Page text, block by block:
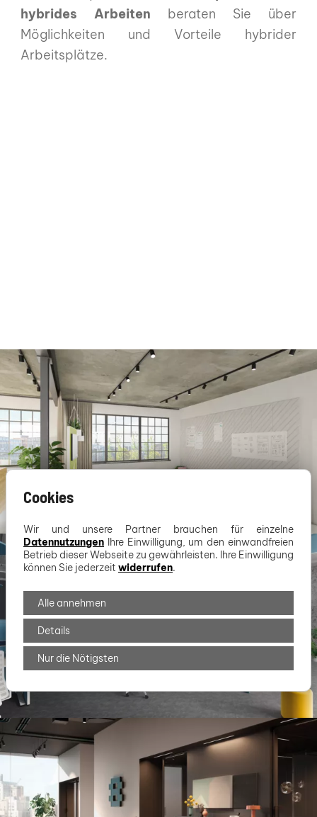
hybrides Arbeiten beraten Sie über
Möglichkeiten und Vorteile hybrider
Arbeitsplätze.
Cookies
Wir und unsere Partner brauchen für einzelne
Datennutzungen Ihre Einwilligung, um den einwandfreien
Betrieb dieser Webseite zu gewährleisten. Ihre Einwilligung
können Sie jederzeit widerrufen.
Alle annehmen
Details
Nur die Nötigsten